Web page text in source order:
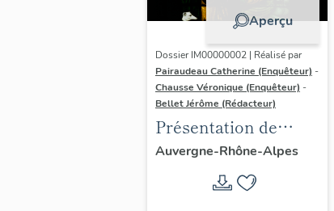
Aperçu
Dossier IM00000002 | Réalisé par
Pairaudeau Catherine (Enquêteur) -
Chausse Véronique (Enquêteur) -
Bellet Jérôme (Rédacteur)
Présentation de
l'aire d'étude du
recensement du
vitrail ancien de
Auvergne-Rhône-Alpes